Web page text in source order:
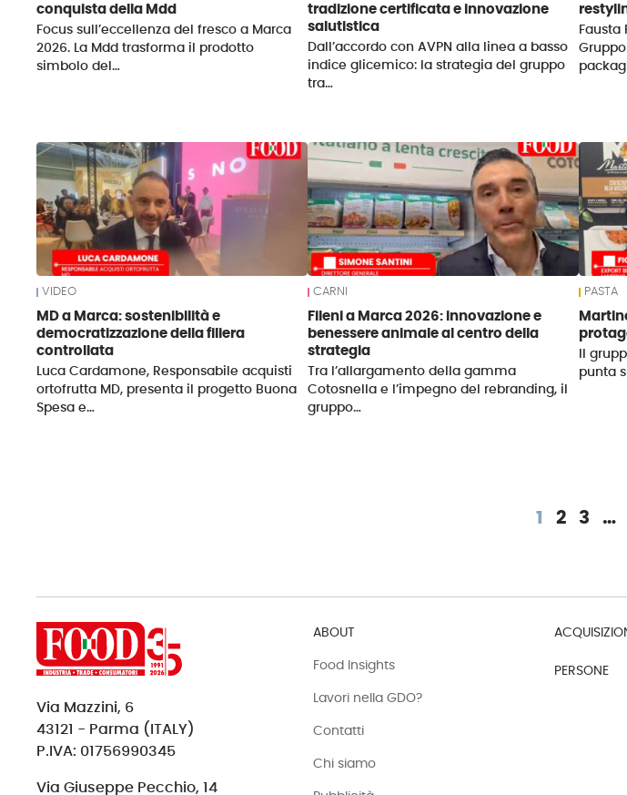
conquista della Mdd
Focus sull’eccellenza del fresco a Marca
2026. La Mdd trasforma il prodotto
simbolo del…
tradizione certificata e innovazione
salutistica
Dall’accordo con AVPN alla linea a basso
indice glicemico: la strategia del gruppo
tra…
Fausta
VIDEO
MD a Marca: sostenibilità e
democratizzazione della filiera
controllata
Luca Cardamone, Responsabile acquisti
ortofrutta MD, presenta il progetto Buona
Spesa e…
CARNI
Fileni a Marca 2026: innovazione e
benessere animale al centro della
strategia
Tra l’allargamento della gamma
Cotosnella e l’impegno del rebranding, il
gruppo…
PASTA
Il
punta
1 2 3 …
Via Mazzini, 6
43121 - Parma (ITALY)
P.IVA: 01756990345
Via Giuseppe Pecchio, 14
ABOUT
Food Insights
Lavori nella GDO?
Contatti
Chi siamo
PERSONE